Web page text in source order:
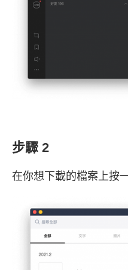
步驟 2
在你想下載的檔案上按